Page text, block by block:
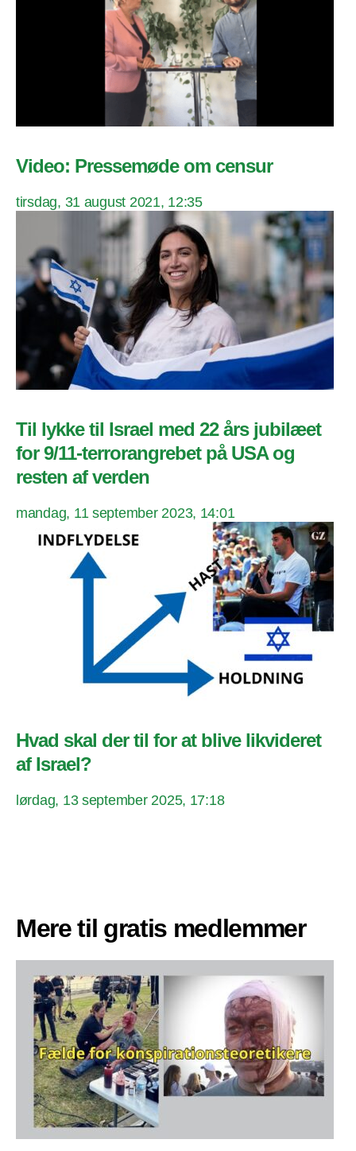
Video: Pressemøde om censur
tirsdag, 31 august 2021, 12:35
Til lykke til Israel med 22 års jubilæet
for 9/11-terrorangrebet på USA og
resten af verden
mandag, 11 september 2023, 14:01
Hvad skal der til for at blive likvideret
af Israel?
lørdag, 13 september 2025, 17:18
Mere til gratis medlemmer